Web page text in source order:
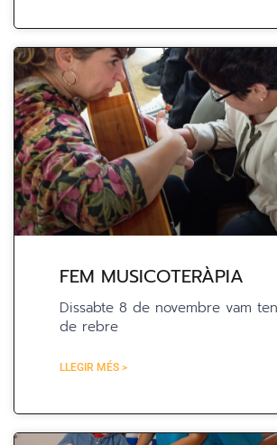
FEM MUSICOTERÀPIA
Dissabte 8 de novembre vam
de rebre
LLEGIR MÉS >